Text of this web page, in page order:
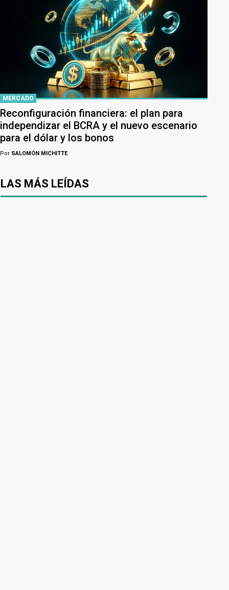
MERCADO
Reconfiguración financiera: el plan para
independizar el BCRA y el nuevo escenario
para el dólar y los bonos
Por SALOMÓN MICHITTE
LAS MÁS LEÍDAS